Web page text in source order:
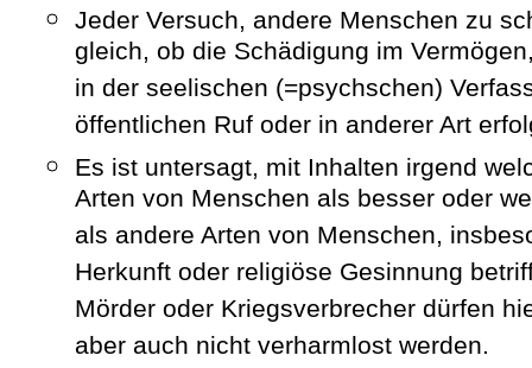
Jeder Versuch, andere Menschen zu
gleich, ob die Schädigung im
in der seelischen (=psychschen)
öffentlichen Ruf oder in anderer Art
Es ist untersagt, mit Inhalten irgend
Arten von Menschen als besser oder
als andere Arten von Menschen,
Herkunft oder religiöse Gesinnung
Mörder oder Kriegsverbrecher dürfen
aber auch nicht verharmlost werden.